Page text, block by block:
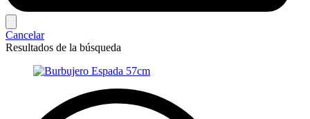
Cancelar
Resultados de la búsqueda